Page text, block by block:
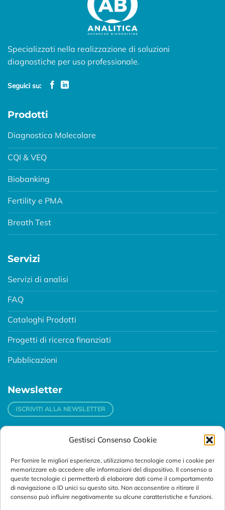
Gestisci Consenso Cookie
Per fornire le migliori esperienze, utilizziamo tecnologie come i cookie per
memorizzare e/o accedere alle informazioni del dispositivo. Il consenso a
queste tecnologie ci permetterà di elaborare dati come il comportamento
di navigazione o ID unici su questo sito. Non acconsentire o ritirare il
consenso può influire negativamente su alcune caratteristiche e funzioni.
Specializzati nella realizzazione di soluzioni
diagnostiche per uso professionale.
Seguici su:
Prodotti
Diagnostica Molecolare
CQI & VEQ
Biobanking
Fertility e PMA
Breath Test
Servizi
Servizi di analisi
FAQ
Cataloghi Prodotti
Progetti di ricerca finanziati
Pubblicazioni
Newsletter
ISCRIVITI ALLA NEWSLETTER
Padova
Via Svizzera, 16 - 35127 Padova (Italy)
Tel:
+39 049 76 16 98